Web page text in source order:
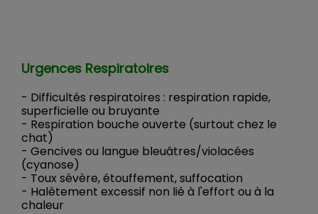
Urgences Respiratoires
- Difficultés respiratoires : respiration rapide,
superficielle ou bruyante
- Respiration bouche ouverte (surtout chez le
chat)
- Gencives ou langue bleuâtres/violacées
(cyanose)
- Toux sévère, étouffement, suffocation
- Halètement excessif non lié à l'effort ou à la
chaleur